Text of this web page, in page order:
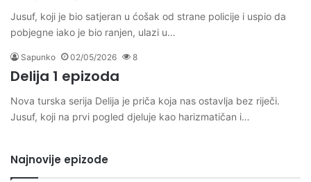
Jusuf, koji je bio satjeran u ćošak od strane policije i uspio da
pobjegne iako je bio ranjen, ulazi u…
Sapunko 02/05/2026 8
Delija 1 epizoda
Nova turska serija Delija je priča koja nas ostavlja bez riječi.
Jusuf, koji na prvi pogled djeluje kao harizmatičan i…
Najnovije epizode